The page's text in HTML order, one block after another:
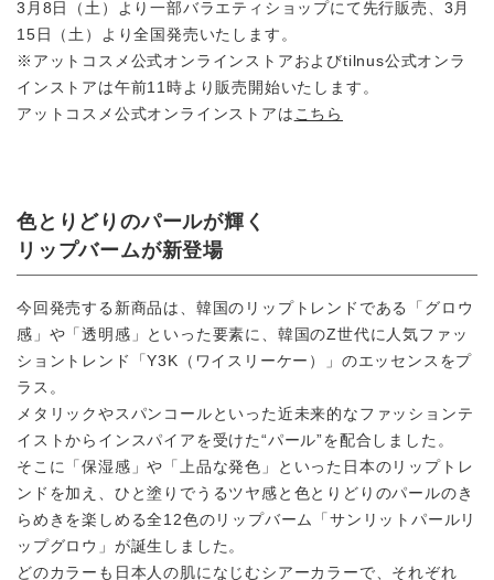
3⽉8⽇（⼟）より⼀部バラエティショップにて先⾏販売、3⽉
15⽇（⼟）より全国発売いたします。
※アットコスメ公式オンラインストアおよびtilnus公式オンラ
インストアは午前11時より販売開始いたします。
アットコスメ公式オンラインストアは こちら
⾊とりどりのパールが輝く
リップバームが新登場
今回発売する新商品は、韓国のリップトレンドである「グロウ
感」や「透明感」といった要素に、韓国のZ世代に⼈気ファッ
ショントレンド「Y3K（ワイスリーケー）」のエッセンスをプ
ラス。
メタリックやスパンコールといった近未来的なファッションテ
イストからインスパイアを受けた“パール”を配合しました。
そこに「保湿感」や「上品な発⾊」といった⽇本のリップトレ
ンドを加え、ひと塗りでうるツヤ感と⾊とりどりのパールのき
らめきを楽しめる全12⾊のリップバーム「サンリットパールリ
ップグロウ」が誕⽣しました。
どのカラーも⽇本⼈の肌になじむシアーカラーで、それぞれ